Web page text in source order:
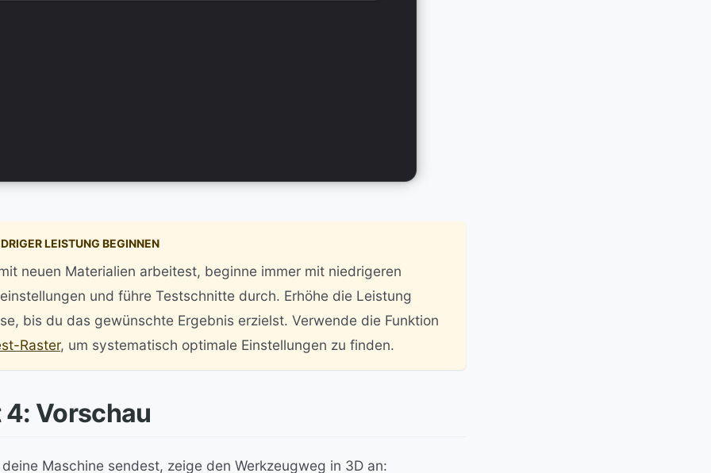
LEISTUNG BEGINNEN
neuen Materialien arbeitest, beginne immer mit niedrigeren
und führe Testschnitte durch. Erhöhe die Leistung
bis du das gewünschte Ergebnis erzielst. Verwende die Funktion
Raster, um systematisch optimale Einstellungen zu finden.
Vorschau
Maschine sendest, zeige den Werkzeugweg in 3D an: